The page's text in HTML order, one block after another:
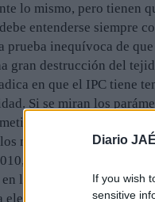
Diario
If you wish
sensitive
lo mismo, pero tienen
entenderse siempre
prueba inequívoca de
gran destrucción del
en que el IPC tiene
Si se miran los
a importantes
mercados y las
según la Consejería
los pasados años. Sin
elevar su poder